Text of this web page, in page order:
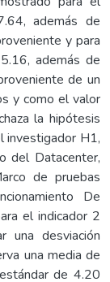
además de
y para
además de
de un
y como el valor
la hipótesis
investigador H1,
del Datacenter,
de pruebas
De
el indicador 2
una desviación
una media de
de 4.20